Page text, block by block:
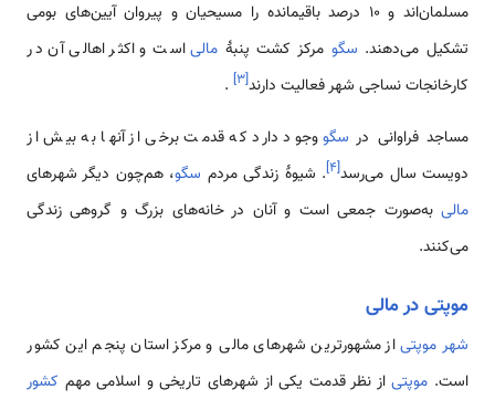
مسلمان‌اند و 10 درصد باقیمانده را مسیحیان و پیروان آیین‌های بومی‌
تشکیل می‌دهند. سگو مرکز کشت پنبۀ مالیاست و اکثر اهالی آن در
کارخانجات نساجی شهر فعالیت دارند[۳]
.
مساجد فراوانی در سگووجود دارد که قدمت برخی از آنها به بیش از
دویست سال می‌رسد[۴]. شیوۀ زندگی مردم سگو، هم‌چون دیگر شهرهای
مالی به‌صورت جمعی است و آنان در خانه‌های بزرگ و گروهی زندگی
می‌کنند.
موپتی در مالی
شهر موپتیاز مشهور‌‌‌‌ترین شهرهای مالی و مرکز استان پنجم این کشور
است. موپتیاز نظر قدمت یکی از شهرهای تاریخی و اسلامی ‌مهم کشور